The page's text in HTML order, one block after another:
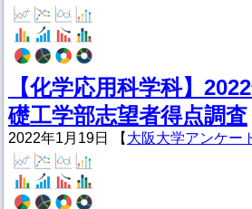
【化学応用科学科】
礎工学部志望者得点調査
2022年1月19日 【 大阪大学アンケー